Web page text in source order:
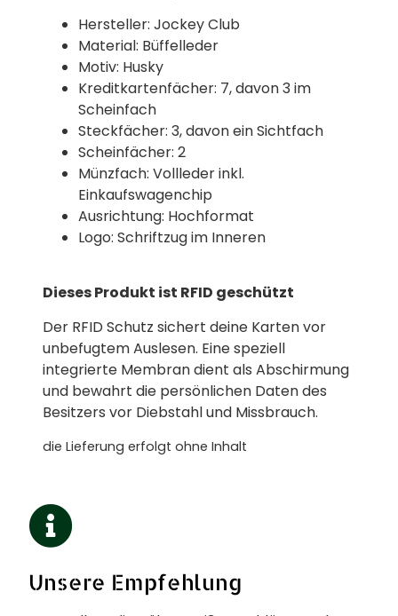
Hersteller: Jockey Club
Material: Büffelleder
Motiv: Husky
Kreditkartenfächer: 7, davon 3 im
Scheinfach
Steckfächer: 3, davon ein Sichtfach
Scheinfächer: 2
Münzfach: Vollleder inkl.
Einkaufswagenchip
Ausrichtung: Hochformat
Logo: Schriftzug im Inneren
Dieses Produkt ist RFID geschützt
Der RFID Schutz sichert deine Karten vor
unbefugtem Auslesen. Eine speziell
integrierte Membran dient als Abschirmung
und bewahrt die persönlichen Daten des
Besitzers vor Diebstahl und Missbrauch.
die Lieferung erfolgt ohne Inhalt
Unsere Empfehlung